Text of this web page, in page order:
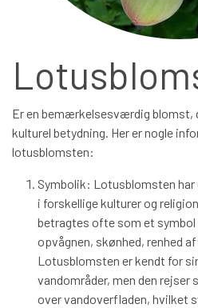
SPECIELLE
BÅREBUKETTER
KONTAKT/
Er en bemærkelsesværdig blomst,
kulturel betydning. Her er nogle
lotusblomsten:
Symbolik: Lotusblomsten
i forskellige kulturer og
betragtes ofte som et symbol
opvågnen, skønhed, renhed
Lotusblomsten er kendt for
vandområder, men den
over vandoverfladen, hvilket